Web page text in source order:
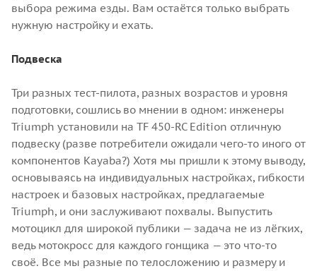
выбора режима езды. Вам остаётся только выбрать
нужную настройку и ехать.
Подвеска
Три разных тест-пилота, разных возрастов и уровня
подготовки, сошлись во мнении в одном: инженеры
Triumph установили на TF 450-RC Edition отличную
подвеску (разве потребители ожидали чего-то иного от
компонентов Kayaba?) Хотя мы пришли к этому выводу,
основываясь на индивидуальных настройках, гибкости
настроек и базовых настройках, предлагаемые
Triumph, и они заслуживают похвалы. Выпустить
мотоцикл для широкой публики — задача не из лёгких,
ведь мотокросс для каждого гонщика — это что-то
своё. Все мы разные по телосложению и размеру и